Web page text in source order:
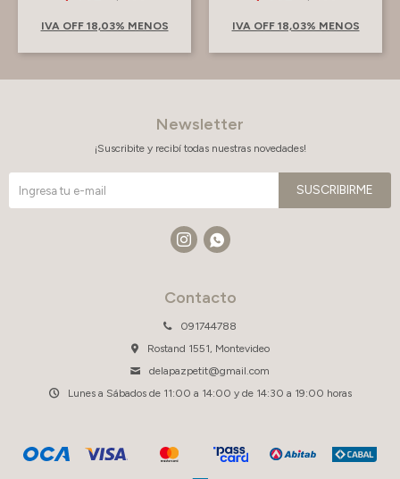
IVA OFF 18,03% MENOS IVA OFF 18,03% MENOS
Contacto
091744788
Rostand 1551, Montevideo
delapazpetit@gmail.com
Lunes a Sábados de 11:00 a 14:00 y de 14:30 a 19:00 horas
Newsletter
¡Suscribite y recibí todas nuestras novedades!
SUSCRIBIRME
 